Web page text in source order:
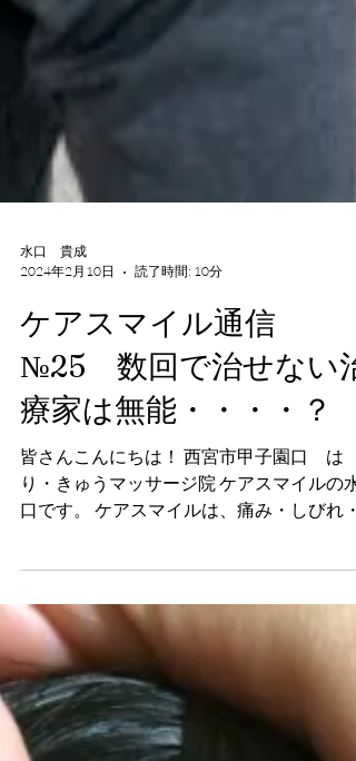
2024年2月10日
読了時間: 10分
ケアスマイル通信
皆さんこんにちは！ 西宮市甲子園口 は
り・きゅうマッサージ院 ケアスマイルの水
口です。 ケアスマイルは、痛み・しびれ・
麻痺でお悩みの方に向けた痛み専門の鍼灸
ッサージ院です。 軽い肩こりから、肩の痛